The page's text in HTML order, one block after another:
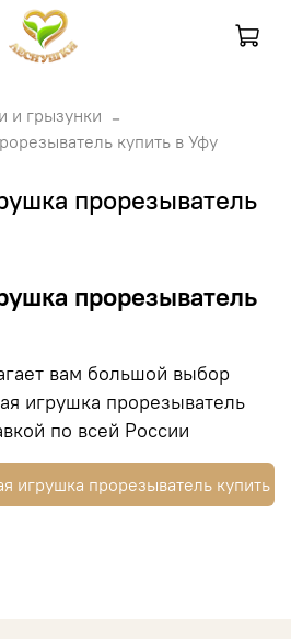
и грызунки
купить в Уфу
прорезыватель
прорезыватель
вам большой выбор
игрушка прорезыватель
по всей России
игрушка прорезыватель купить в